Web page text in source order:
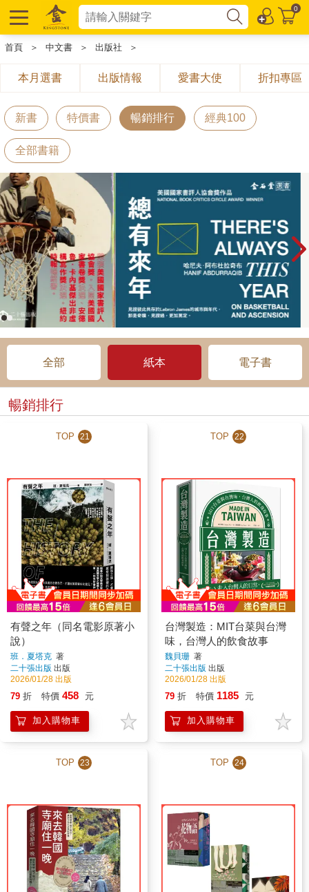
0
首頁 ＞ 中文書 ＞ 出版社 ＞
本月選書 出版情報 愛書大使 折扣專區
新書 特價書 暢銷排行 經典100
全部書籍
全部 紙本 電子書
暢銷排行
TOP 21
有聲之年（同名電影原著小
說）
班．夏塔克 著
二十張出版 出版
2026/01/28 出版
79 折 特價 458 元
加入購物車
TOP 22
台灣製造：MIT台菜與台灣
味，台灣人的飲食故事
魏貝珊 著
二十張出版 出版
2026/01/28 出版
79 折 特價 1185 元
加入購物車
TOP 23 TOP 24